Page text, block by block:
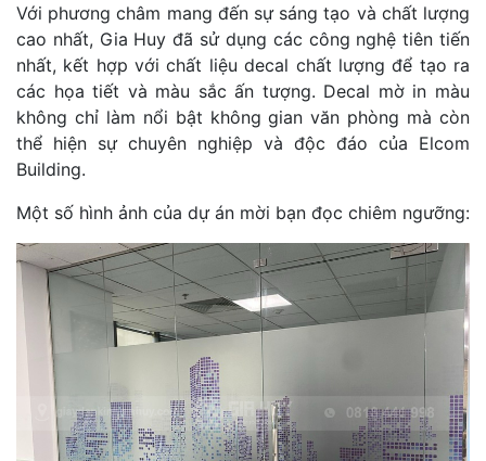
Với phương châm mang đến sự sáng tạo và chất lượng
cao nhất, Gia Huy đã sử dụng các công nghệ tiên tiến
nhất, kết hợp với chất liệu decal chất lượng để tạo ra
các họa tiết và màu sắc ấn tượng. Decal mờ in màu
không chỉ làm nổi bật không gian văn phòng mà còn
thể hiện sự chuyên nghiệp và độc đáo của Elcom
Building.
Một số hình ảnh của dự án mời bạn đọc chiêm ngưỡng: